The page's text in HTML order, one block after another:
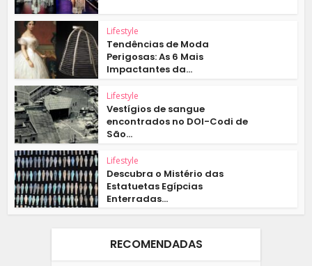
Lifestyle
Tendências de Moda
Perigosas: As 6 Mais
Impactantes da...
Lifestyle
Vestígios de sangue
encontrados no DOI-Codi de
São...
Lifestyle
Descubra o Mistério das
Estatuetas Egípcias
Enterradas...
RECOMENDADAS